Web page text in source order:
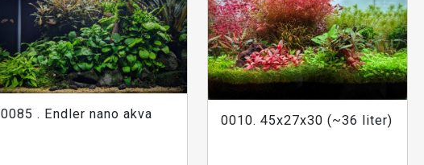
0085 . Endler nano akva 0010. 45x27x30 (~36 liter)